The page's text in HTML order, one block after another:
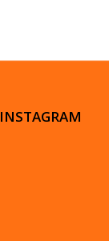
INSTAGRAM